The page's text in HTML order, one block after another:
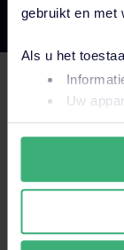
gebruikt en met
Als u het
Uw
Lees meer over
Wij gebruiken
communicatie
jouw
Er zijn geen